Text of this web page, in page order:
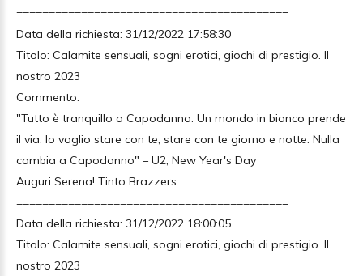
==========================================
Data della richiesta: 31/12/2022 17:58:30
Titolo: Calamite sensuali, sogni erotici, giochi di prestigio. Il
nostro 2023
Commento:
"Tutto è tranquillo a Capodanno. Un mondo in bianco prende
il via. Io voglio stare con te, stare con te giorno e notte. Nulla
cambia a Capodanno" – U2, New Year's Day
Auguri Serena! Tinto Brazzers
==========================================
Data della richiesta: 31/12/2022 18:00:05
Titolo: Calamite sensuali, sogni erotici, giochi di prestigio. Il
nostro 2023